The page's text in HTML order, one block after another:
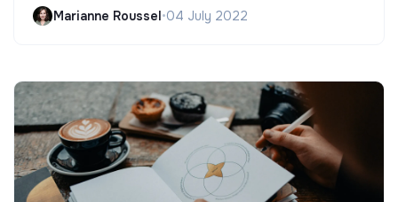
Marianne Roussel•04 July 2022